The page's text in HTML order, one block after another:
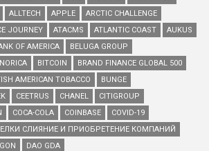
ALLTECH APPLE
ARCTIC CHALLENGE
JOURNEY
ATACMS ATLANTIC COAST
AUKUS
OF AMERICA
BELUGA GROUP
BITCOIN
BRAND FINANCE GLOBAL 500
AMERICAN TOBACCO
BUNGE
CEETRUS CHANEL
CITIGROUP
COCA-COLA COINBASE
COVID-19
СЛИЯНИЕ И ПРИОБРЕТЕНИЕ КОМПАНИЙ
DAO GDA